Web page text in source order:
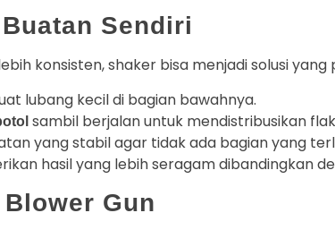
Sendiri
konsisten, shaker bisa menjadi solusi yang
lubang kecil di bagian bawahnya.
sambil berjalan untuk mendistribusikan
yang stabil agar tidak ada bagian yang
hasil yang lebih seragam dibandingkan
Gun